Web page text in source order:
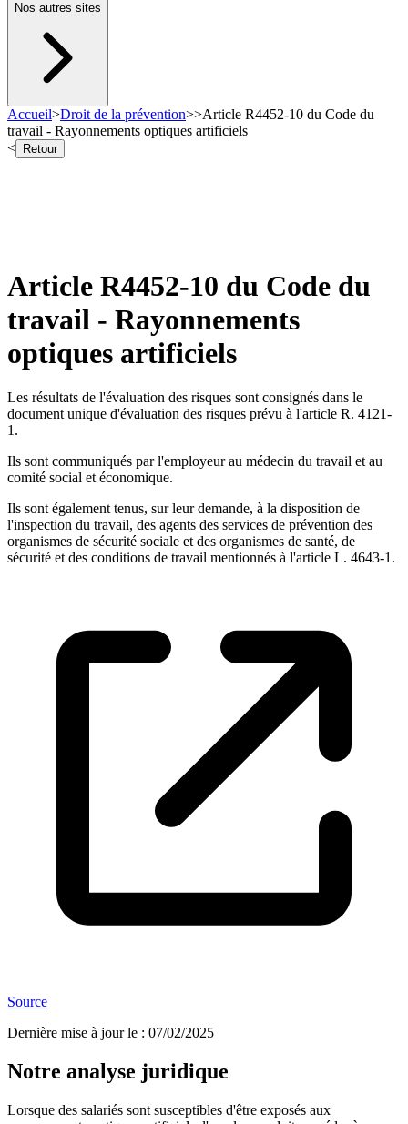
Nos autres sites
Accueil>Droit de la prévention>>Article R4452-10 du Code du
travail - Rayonnements optiques artificiels
<
Retour
Article R4452-10 du Code du
travail - Rayonnements
optiques artificiels
Les résultats de l'évaluation des risques sont consignés dans le
document unique d'évaluation des risques prévu à l'article R. 4121-
1.
Ils sont communiqués par l'employeur au médecin du travail et au
comité social et économique.
Ils sont également tenus, sur leur demande, à la disposition de
l'inspection du travail, des agents des services de prévention des
organismes de sécurité sociale et des organismes de santé, de
sécurité et des conditions de travail mentionnés à l'article L. 4643-1.
Source
Dernière mise à jour le : 07/02/2025
Notre analyse juridique
Lorsque des salariés sont susceptibles d'être exposés aux